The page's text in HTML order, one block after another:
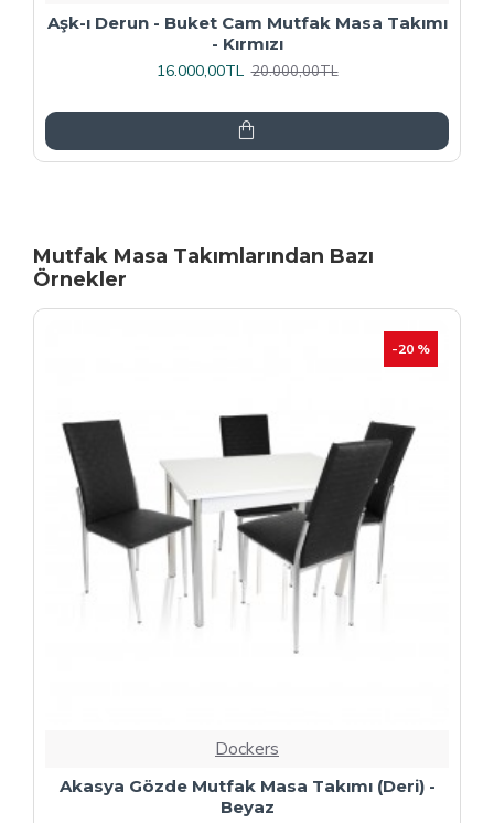
Çipa Döküm Ayak - Play Polipropilen Masa
Takımı - 70x120 (Werzalit, Wermodin veya
Allzalit Tabla) - Afyon Mermer-Antrasit
Mutfak Masa Takımlarından Bazı
Örnekler
İNDIRIM
-20 %
Dockers
Premıum - Gözde Mutfak Masa Takımı -
Füme